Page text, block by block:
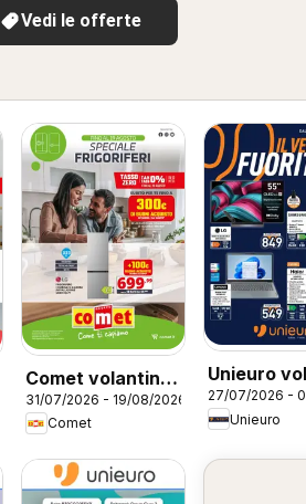
Vedi le offerte
Comet volantino
Frigoriferi
31/07/2026 - 19/08/2026
Comet
Unieuro
27/07/2026 -
Unieuro